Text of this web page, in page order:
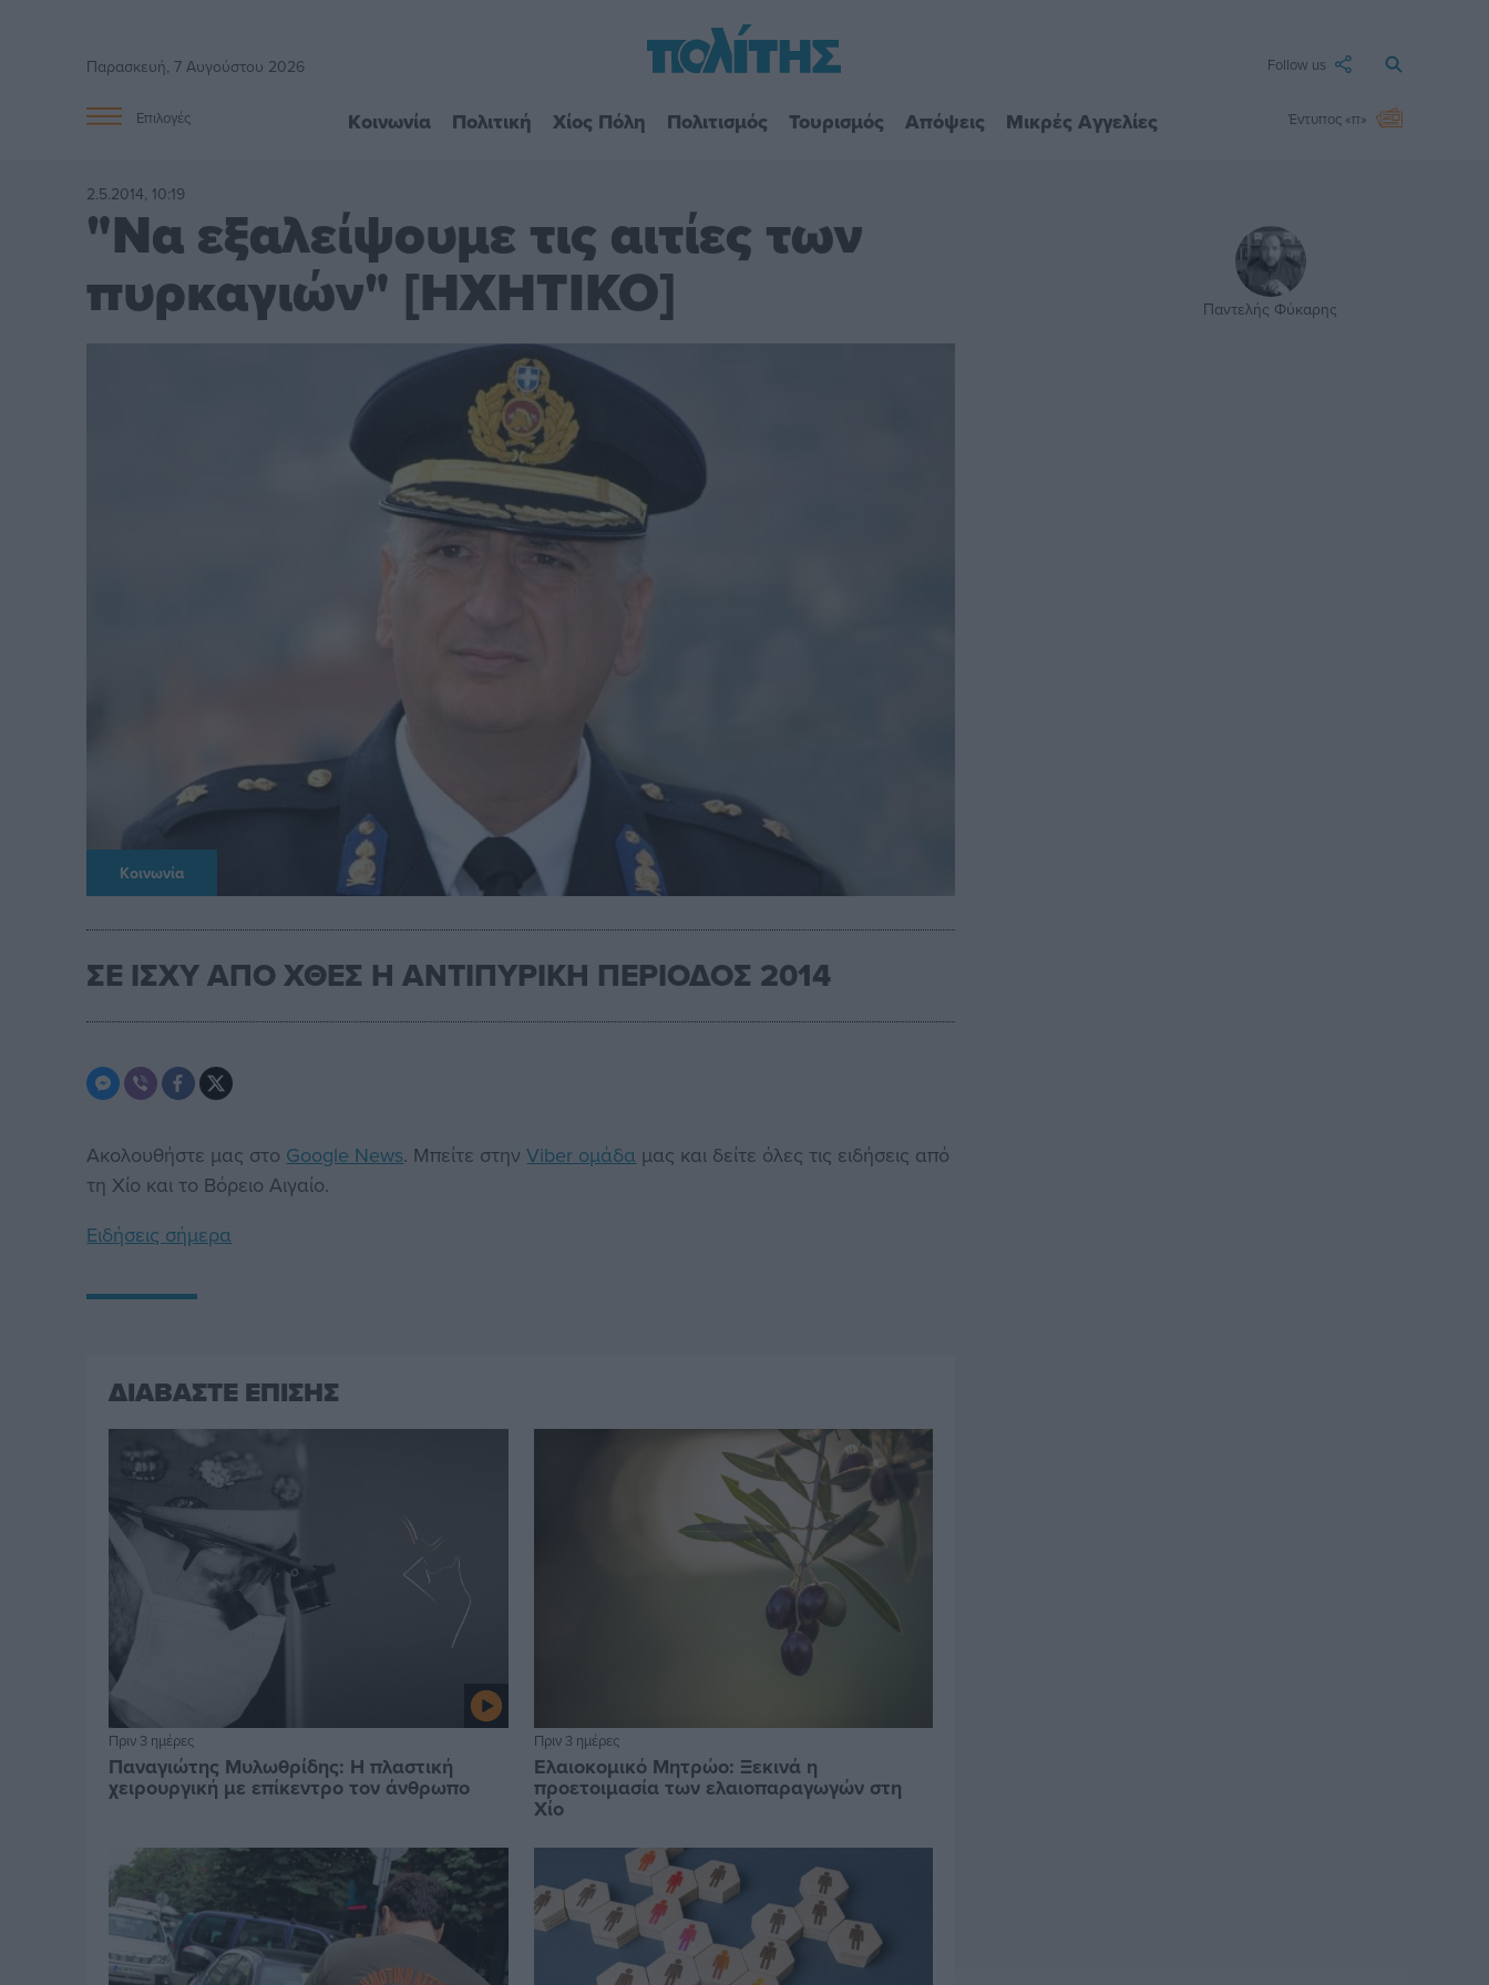
Παρασκευή, 7 Αυγούστου 2026 Follow us
Επιλογές Κοινωνία Πολιτική Χίος Πόλη Πολιτισμός Τουρισμός Απόψεις Μικρές Αγγελίες Έντυπος «π»
2.5.2014, 10:19
"Να εξαλείψουμε τις αιτίες των
πυρκαγιών" [ΗΧΗΤΙΚΟ] Παντελής Φύκαρης
Κοινωνία
ΣΕ ΙΣΧΥ ΑΠΟ ΧΘΕΣ Η ΑΝΤΙΠΥΡΙΚΗ ΠΕΡΙΟΔΟΣ 2014
Ακολουθήστε μας στο Google News. Μπείτε στηνViber ομάδα μας και δείτε όλες τις ειδήσεις από
τη Χίο και το Βόρειο Αιγαίο.
Ειδήσεις σήμερα
ΔΙΑΒΑΣΤΕ ΕΠΙΣΗΣ
Πριν 3 ημέρες
Παναγιώτης Μυλωθρίδης: Η πλαστική
χειρουργική με επίκεντρο τον άνθρωπο
Πριν 3 ημέρες
Ελαιοκομικό Μητρώο: Ξεκινά η
προετοιμασία των ελαιοπαραγωγών στη
Χίο